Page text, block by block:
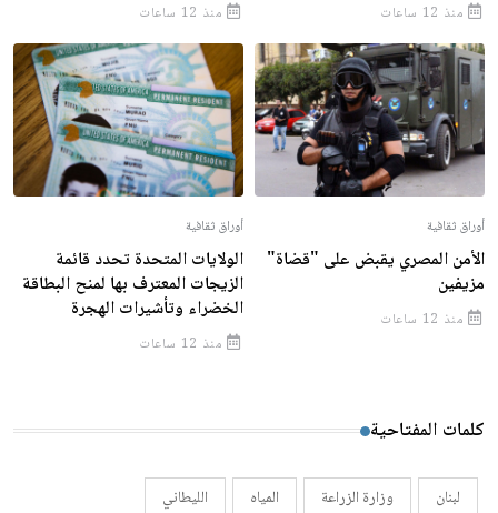
منذ 12 ساعات منذ 12 ساعات
أوراق ثقافية
الأمن المصري يقبض على "قضاة"
مزيفين
منذ 12 ساعات
أوراق ثقافية
الولايات المتحدة تحدد قائمة
الزيجات المعترف بها لمنح البطاقة
الخضراء وتأشيرات الهجرة
منذ 12 ساعات
كلمات المفتاحية
لبنان وزارة الزراعة المياه الليطاني